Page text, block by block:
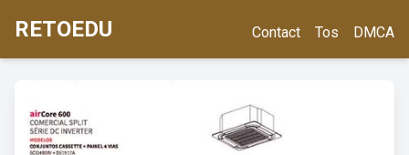
RETOEDU Contact Tos DMCA